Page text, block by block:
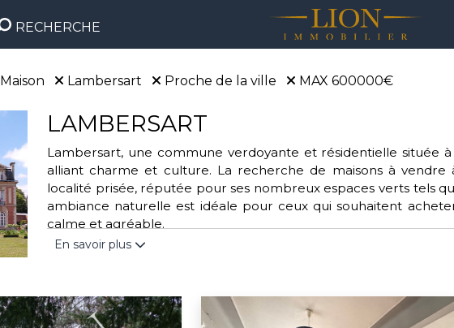
RECHERCHE
Maison Lambersart Proche de la ville MAX 600000€
LAMBERSART
Lambersart, une commune verdoyante et résidentielle située
alliant charme et culture. La recherche de maisons à
localité prisée, réputée pour ses nombreux espaces verts tels
ambiance naturelle est idéale pour ceux qui souhaitent
calme et agréable.
histoire riche et variée, marquée par les seigneurs de Cysoing,
la citadelle.
En savoir plus